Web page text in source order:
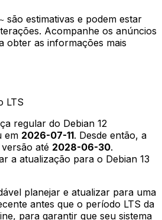
~ são estimativas e podem estar
Acompanhe os anúncios
obter as informações mais
LTS
regular do Debian 12
em 2026-07-11. Desde então, a
até 2028-06-30.
a atualização para o Debian 13
planejar e atualizar para uma
antes que o período LTS da
para garantir que seu sistema